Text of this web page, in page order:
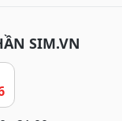
SIM.VN